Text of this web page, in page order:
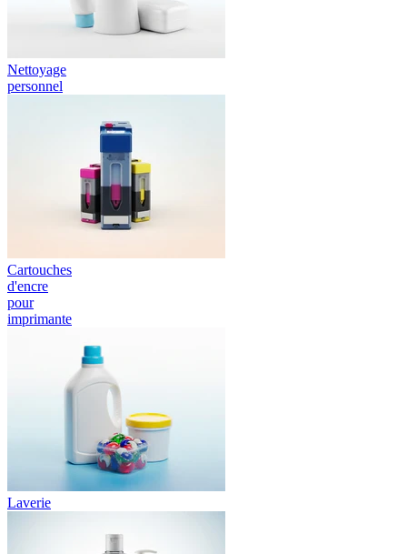
Nettoyage
personnel
Cartouches
d'encre
pour
imprimante
Laverie